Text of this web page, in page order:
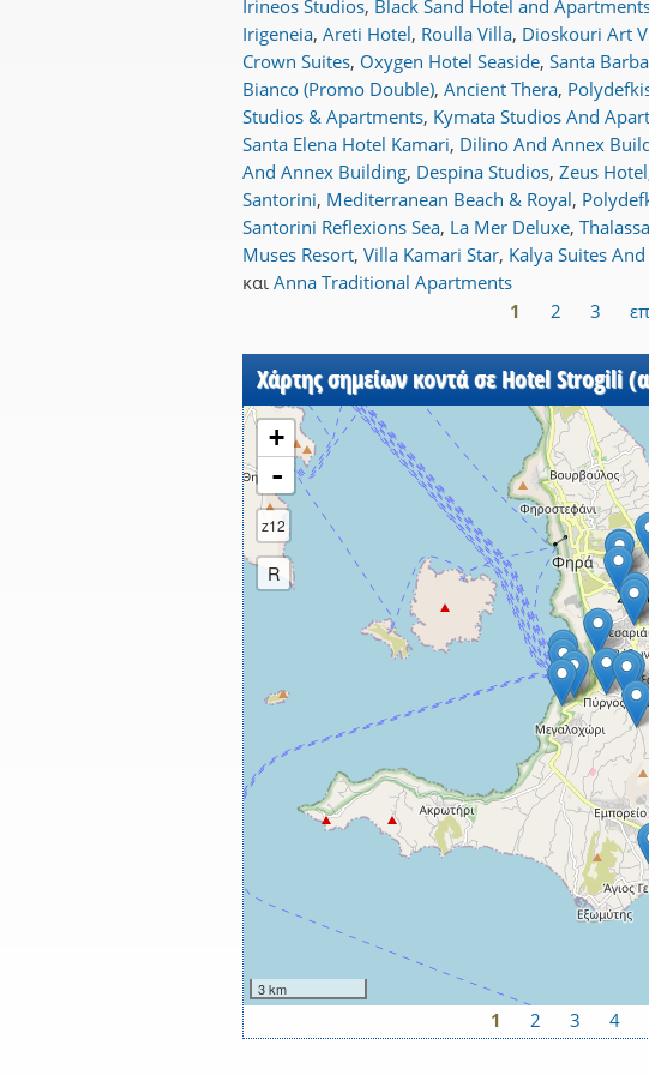
Irineos Studios, Black Sand Hotel and
Irigeneia, Areti Hotel, Roulla Villa, Dioskouri Art
Crown Suites, Oxygen Hotel Seaside, Santa
Bianco (Promo Double), Ancient Thera,
Studios & Apartments, Kymata Studios And
Santa Elena Hotel Kamari, Dilino And Annex
And Annex Building, Despina Studios, Zeus Hotel
Santorini, Mediterranean Beach & Royal,
Santorini Reflexions Sea, La Mer Deluxe,
Muses Resort, Villa Kamari Star, Kalya Suites
και Anna Traditional Apartments
1 2 3
Χάρτης σημείων κοντά σε Hotel Strogili
+
-
z12
R
3 km
Σελίδες
1 2 3 4